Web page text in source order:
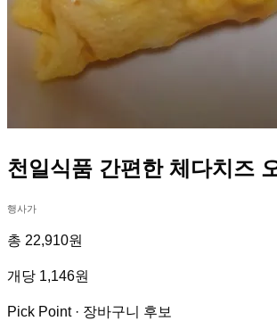
천일식품 간편한 체다치즈
행사가
총 22,910원
개당 1,146원
Pick Point · 장바구니 후보